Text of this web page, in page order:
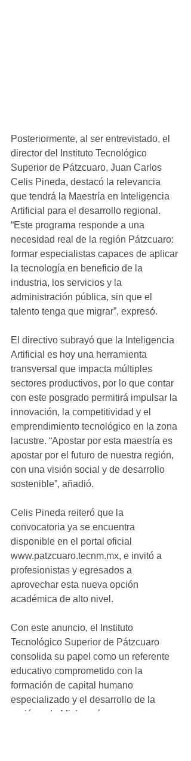
Posteriormente, al ser entrevistado, el
director del Instituto Tecnológico
Superior de Pátzcuaro, Juan Carlos
Celis Pineda, destacó la relevancia
que tendrá la Maestría en Inteligencia
Artificial para el desarrollo regional.
“Este programa responde a una
necesidad real de la región Pátzcuaro:
formar especialistas capaces de aplicar
la tecnología en beneficio de la
industria, los servicios y la
administración pública, sin que el
talento tenga que migrar”, expresó.
El directivo subrayó que la Inteligencia
Artificial es hoy una herramienta
transversal que impacta múltiples
sectores productivos, por lo que contar
con este posgrado permitirá impulsar la
innovación, la competitividad y el
emprendimiento tecnológico en la zona
lacustre. “Apostar por esta maestría es
apostar por el futuro de nuestra región,
con una visión social y de desarrollo
sostenible”, añadió.
Celis Pineda reiteró que la
convocatoria ya se encuentra
disponible en el portal oficial
www.patzcuaro.tecnm.mx, e invitó a
profesionistas y egresados a
aprovechar esta nueva opción
académica de alto nivel.
Con este anuncio, el Instituto
Tecnológico Superior de Pátzcuaro
consolida su papel como un referente
educativo comprometido con la
formación de capital humano
especializado y el desarrollo de la
región y de Michoacán.